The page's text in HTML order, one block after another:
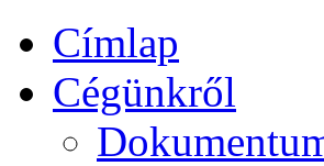
Címlap
Cégünkről